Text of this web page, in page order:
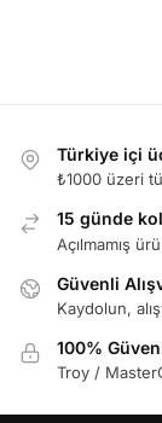
Türkiye içi
₺1000 üzeri
15 günde
Açılmamış
Güvenli
Kaydolun,
100%
Troy /